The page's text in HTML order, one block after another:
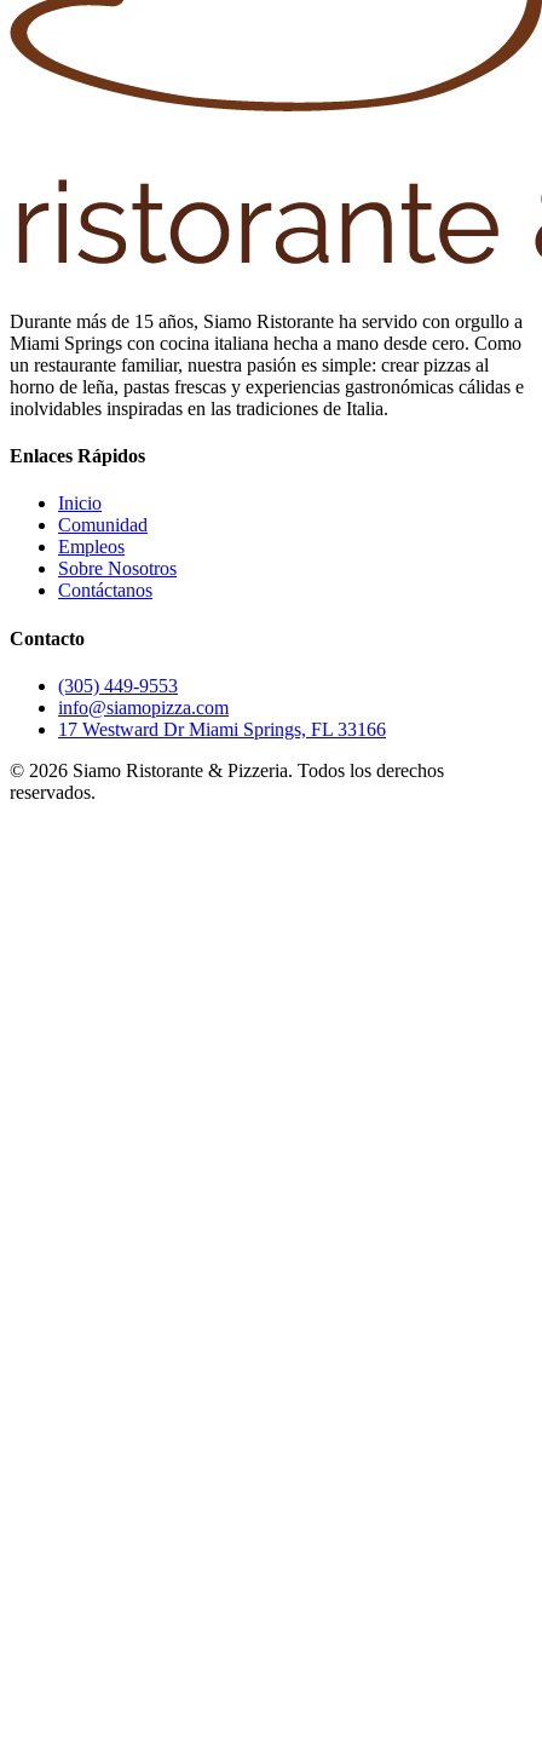
Durante más de 15 años, Siamo Ristorante ha servido con orgullo a
Miami Springs con cocina italiana hecha a mano desde cero. Como
un restaurante familiar, nuestra pasión es simple: crear pizzas al
horno de leña, pastas frescas y experiencias gastronómicas cálidas e
inolvidables inspiradas en las tradiciones de Italia.
Enlaces Rápidos
Inicio
Comunidad
Empleos
Sobre Nosotros
Contáctanos
Contacto
(305) 449-9553
info@siamopizza.com
17 Westward Dr Miami Springs, FL 33166
© 2026 Siamo Ristorante & Pizzeria. Todos los derechos
reservados.